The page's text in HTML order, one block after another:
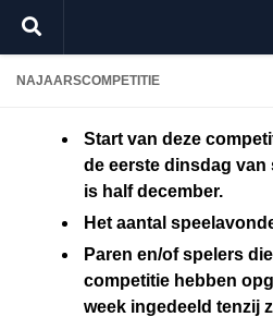
Doorgaan naar inhoud
NAJAARSCOMPETITIE
Start van deze
de eerste dinsdag van
is half december.
Het aantal
Paren en/of spelers
competitie hebben
week ingedeeld tenzij